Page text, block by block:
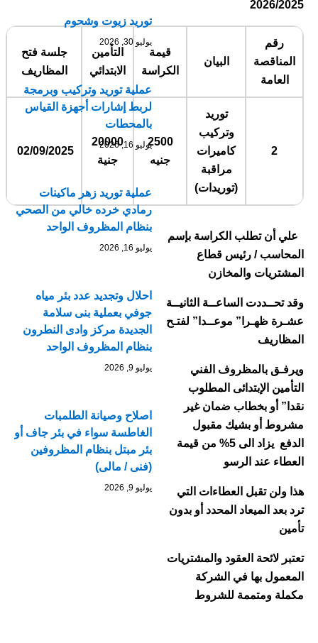
2026/2025
رقم
المناقصة
العامة
البيان
قيمة
الكراسة
التأمين
الابتدائي
جلسة فتح
المظاريف
2
توريد
وتركيب
كاميرات
مراقبة
(توريدات)
2500
جنيه
20000
جنية
02/09/2025
علي أن تطلب الكراسة بإسم
المحاسب / رئيس قطاع
المشتريات والمخازن
وقد تحــددت الساعــة الثانيــة
عشـرة ظهـرا” موعــدا” لفتـح
المظاريف
ويرفـق بالمظروف الفني
التأمين الإبتدائى المطلوب
نقدا” أو بخطاب ضمان غير
مشروط أو بشيك مقبول
الدفع يزاد الى 5% من قيمة
العطاء عند الرسو
هذا ولن تقبل العطاءات التي
ترد بعد الميعاد المحدد أو بدون
تأمين
تعتبر لائحة العقود والمشتريات
المعمول بها في الشركة
مكملة ومتممة للشروط
توريد زيوت وشحوم
يوليو 30, 2026
عملية توريد وتركيب وبرمجة
لربط إشارات أجهزة القياس
بالمحطات
يوليو 16, 2026
عملية توريد زهر ماكينات
رمادي خرده خالي من الصحي
بنظام المظروف الواحد
يوليو 16, 2026
احلال وتجديد عدد بئر مياه
جوفي بعملية بنى سلامة
الجديدة مركز وادى النطرون
بنظام المظروف الواحد
يوليو 9, 2026
اصلاح وصيانة الطلمبات
الغاطسة سواء في بئر جاف أو
بئر مبتل بنظام المظروفين
(فنى / مالى)
يوليو 9, 2026